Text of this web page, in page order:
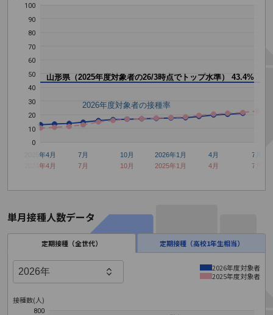
0
10
20
30
40
50
60
70
80
90
100
山形県（2025年度対象者の26/3時点でトップ水準） 43.4%
2026年度対象者の接種率
2025年4月 7月 10月 2026年1月 4月
7月
2024年4月
7月 10月 2025年1月 4月 7月
単月接種人数データ
定期接種（全世代） 定期接種（高校1年生相当）
2026年度対象者
2025年度対象者
接種数(人)
800